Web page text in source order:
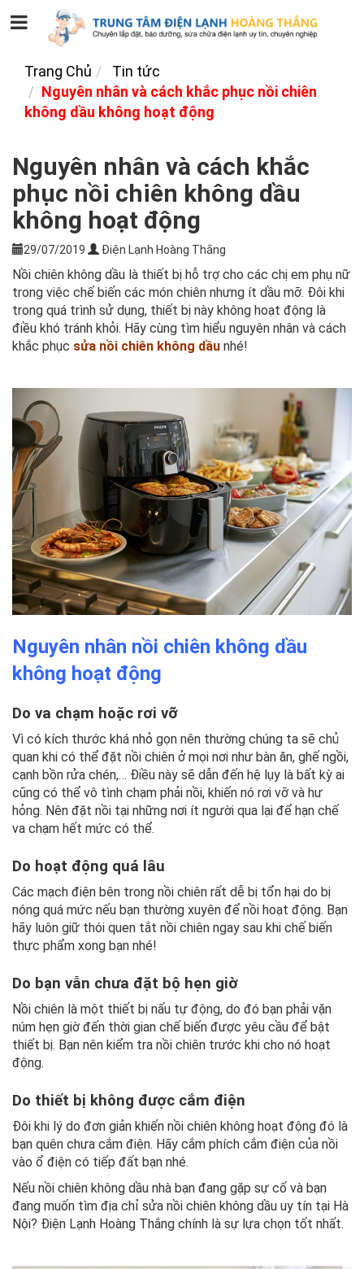
Trang Chủ
Tin tức
Nguyên nhân và cách khắc phục nồi chiên
không dầu không hoạt động
Nguyên nhân và cách khắc
phục nồi chiên không dầu
không hoạt động
29/07/2019 Điện Lạnh Hoàng Thắng
Nồi chiên không dầu là thiết bị hỗ trợ cho các chị em phụ nữ
trong việc chế biến các món chiên nhưng ít dầu mỡ. Đôi khi
trong quá trình sử dụng, thiết bị này không hoạt động là
điều khó tránh khỏi. Hãy cùng tìm hiểu nguyên nhân và cách
khắc phục sửa nồi chiên không dầu nhé!
Nguyên nhân nồi chiên không dầu
không hoạt động
Do va chạm hoặc rơi vỡ
Vì có kích thước khá nhỏ gọn nên thường chúng ta sẽ chủ
quan khi có thể đặt nồi chiên ở mọi nơi như bàn ăn, ghế ngồi,
cạnh bồn rửa chén,… Điều này sẽ dẫn đến hệ lụy là bất kỳ ai
cũng có thể vô tình chạm phải nồi, khiến nó rơi vỡ và hư
hỏng. Nên đặt nồi tại những nơi ít người qua lại để hạn chế
va chạm hết mức có thể.
Do hoạt động quá lâu
Các mạch điện bên trong nồi chiên rất dễ bị tổn hại do bị
nóng quá mức nếu bạn thường xuyên để nồi hoạt động. Bạn
hãy luôn giữ thói quen tắt nồi chiên ngay sau khi chế biến
thực phẩm xong bạn nhé!
Do bạn vẫn chưa đặt bộ hẹn giờ
Nồi chiên là một thiết bị nấu tự động, do đó bạn phải vặn
núm hẹn giờ đến thời gian chế biến được yêu cầu để bật
thiết bị. Bạn nên kiểm tra nồi chiên trước khi cho nó hoạt
động.
Do thiết bị không được cắm điện
Đôi khi lý do đơn giản khiến nồi chiên không hoạt động đó là
bạn quên chưa cắm điện. Hãy cắm phích cắm điện của nồi
vào ổ điện có tiếp đất bạn nhé.
Nếu nồi chiên không dầu nhà bạn đang gặp sự cố và bạn
đang muốn tìm địa chỉ sửa nồi chiên không dầu uy tín tại Hà
Nội? Điện Lạnh Hoàng Thắng chính là sự lựa chọn tốt nhất.